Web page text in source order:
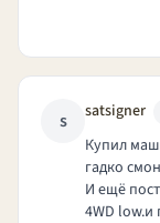
s satsigner
Купил
гадко
И ещё
4WD low.и